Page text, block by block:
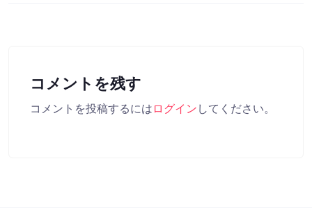
コメントを残す
コメントを投稿するには ログイン してください。